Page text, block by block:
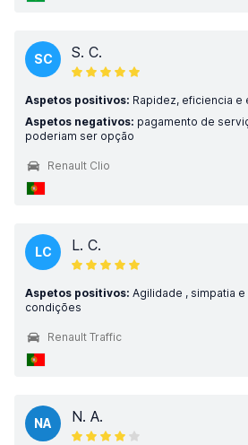
SC S. C.
Aspetos positivos: Rapidez, eficiencia e
Aspetos negativos: pagamento de
poderiam ser opção
Renault Clio
LC L. C.
Aspetos positivos: Agilidade , simpatia
condições
Renault Traffic
NA N. A.